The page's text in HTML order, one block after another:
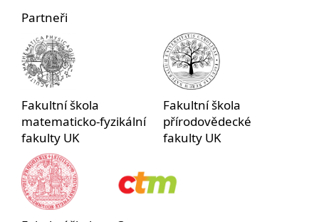
Partneři
Fakultní škola
matematicko-fyzikální
fakulty UK
Fakultní škola
přírodovědecké
fakulty UK